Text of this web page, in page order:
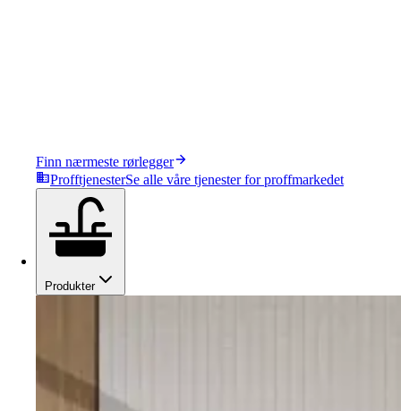
Finn nærmeste rørlegger
ProfftjenesterSe alle våre tjenester for proffmarkedet
Produkter